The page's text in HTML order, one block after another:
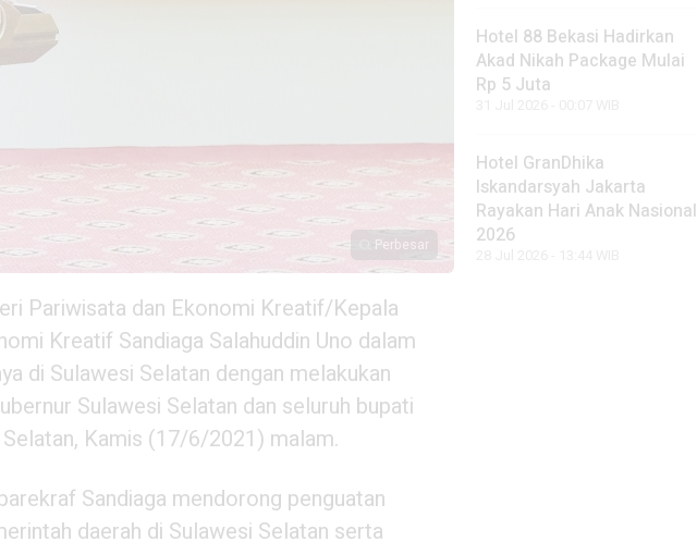
Perbesar
Pariwisata dan Ekonomi Kreatif/Kepala
Kreatif Sandiaga Salahuddin Uno dalam
di Sulawesi Selatan dengan melakukan
Sulawesi Selatan dan seluruh bupati
Kamis (17/6/2021) malam.
Sandiaga mendorong penguatan
daerah di Sulawesi Selatan serta
Hotel 88 Bekasi Hadirkan
Akad Nikah Package Mulai
Rp 5 Juta
Hotel GranDhika
Iskandarsyah Jakarta
Rayakan Hari Anak Nasional
2026